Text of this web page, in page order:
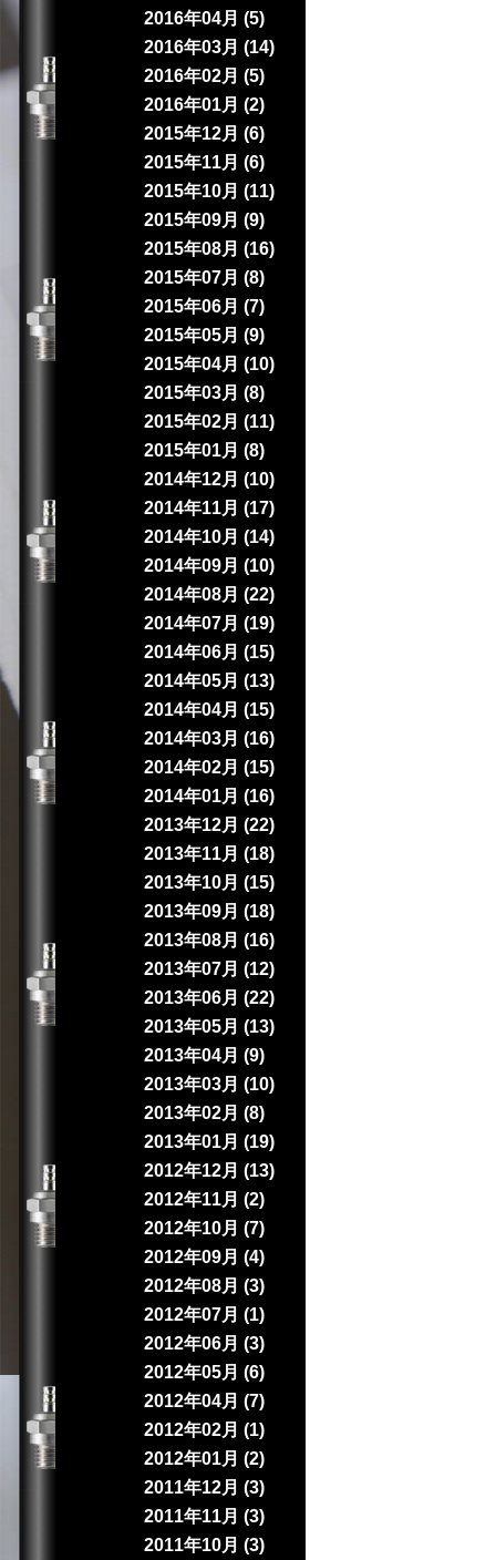
2016年04月 (5)
2016年03月 (14)
2016年02月 (5)
2016年01月 (2)
2015年12月 (6)
2015年11月 (6)
2015年10月 (11)
2015年09月 (9)
2015年08月 (16)
2015年07月 (8)
2015年06月 (7)
2015年05月 (9)
2015年04月 (10)
2015年03月 (8)
2015年02月 (11)
2015年01月 (8)
2014年12月 (10)
2014年11月 (17)
2014年10月 (14)
2014年09月 (10)
2014年08月 (22)
2014年07月 (19)
2014年06月 (15)
2014年05月 (13)
2014年04月 (15)
2014年03月 (16)
2014年02月 (15)
2014年01月 (16)
2013年12月 (22)
2013年11月 (18)
2013年10月 (15)
2013年09月 (18)
2013年08月 (16)
2013年07月 (12)
2013年06月 (22)
2013年05月 (13)
2013年04月 (9)
2013年03月 (10)
2013年02月 (8)
2013年01月 (19)
2012年12月 (13)
2012年11月 (2)
2012年10月 (7)
2012年09月 (4)
2012年08月 (3)
2012年07月 (1)
2012年06月 (3)
2012年05月 (6)
2012年04月 (7)
2012年02月 (1)
2012年01月 (2)
2011年12月 (3)
2011年11月 (3)
2011年10月 (3)